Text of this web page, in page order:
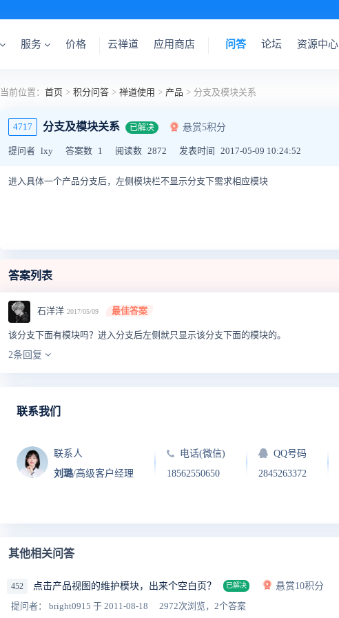
服务 价格 云禅道 应用商店 问答 论坛 资源中心
当前位置： 首页 > 积分问答 > 禅道使用 > 产品 > 分支及模块关系
4717 分支及模块关系 已解决 悬赏5积分
提问者 lxy 答案数 1 阅读数 2872 发表时间 2017-05-09 10:24:52
进入具体一个产品分支后，左侧模块栏不显示分支下需求相应模块
答案列表
石洋洋 2017/05/09 最佳答案
该分支下面有模块吗？进入分支后左侧就只显示该分支下面的模块的。
2条回复
联系我们
联系人
刘璐/高级客户经理
电话(微信)
18562550650
QQ号码
2845263372
其他相关问答
452 点击产品视图的维护模块，出来个空白页？ 已解决
悬赏10积分
提问者： bright0915 于 2011-08-18 2972次浏览，2个答案